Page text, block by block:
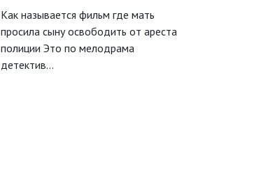
Как называется фильм где мать
просила сыну освободить от ареста
полиции Это по мелодрама
детектив...